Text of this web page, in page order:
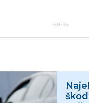
reklama